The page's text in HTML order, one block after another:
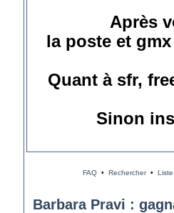
Après
la poste et
Quant à sfr,
Sinon
FAQ • Rechercher•
Barbara Pravi :